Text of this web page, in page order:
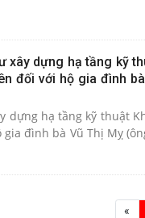
dựng hạ tầng kỹ
đối với hộ gia đình
hạ tầng kỹ thuật
đình bà Vũ Thị Mỵ
«